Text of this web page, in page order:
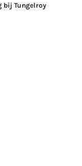
bij Tungelroy